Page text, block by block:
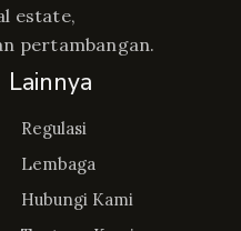
estate,
pertambangan.
Lainnya
Regulasi
Lembaga
Hubungi Kami